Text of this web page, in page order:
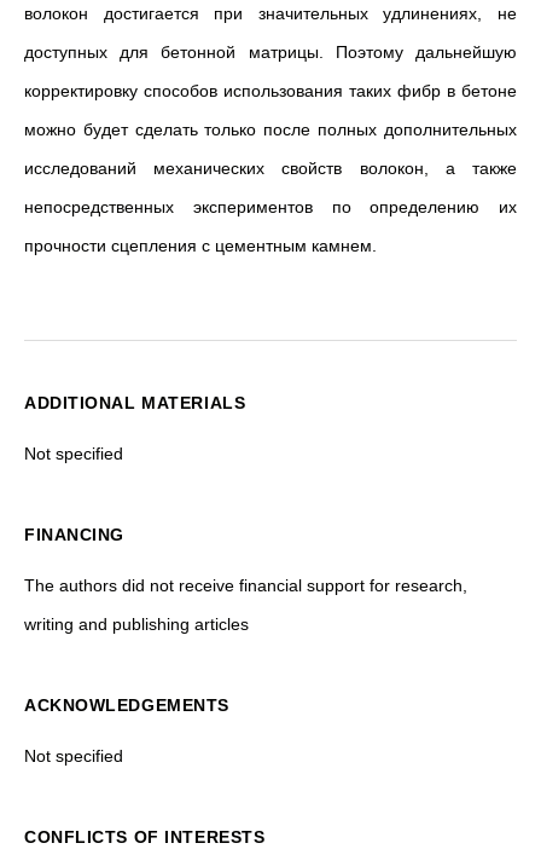
волокон достигается при значительных удлинениях, не
доступных для бетонной матрицы. Поэтому дальнейшую
корректировку способов использования таких фибр в бетоне
можно будет сделать только после полных дополнительных
исследований механических свойств волокон, а также
непосредственных экспериментов по определению их
прочности сцепления с цементным камнем.
ADDITIONAL MATERIALS
Not specified
FINANCING
The authors did not receive financial support for research,
writing and publishing articles
ACKNOWLEDGEMENTS
Not specified
CONFLICTS OF INTERESTS